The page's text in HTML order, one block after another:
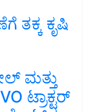
ತಕ್ಕ ಕೃಷಿ
ಮತ್ತು
ಟ್ರಾಕ್ಟರ್